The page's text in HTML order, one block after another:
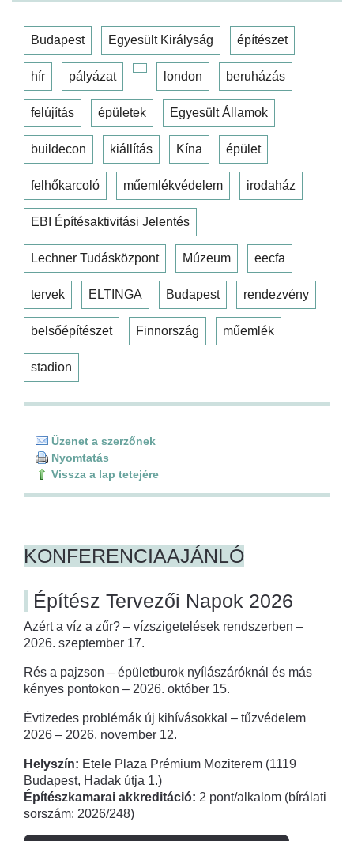
Budapest Egyesült Királyság építészet
hír pályázat london beruházás
felújítás épületek Egyesült Államok
buildecon kiállítás Kína épület
felhőkarcoló műemlékvédelem irodaház
EBI Építésaktivitási Jelentés
Lechner Tudásközpont Múzeum eecfa
tervek ELTINGA Budapest rendezvény
belsőépítészet Finnország műemlék
stadion
Üzenet a szerzőnek
Nyomtatás
Vissza a lap tetejére
KONFERENCIAAJÁNLÓ
Építész Tervezői Napok 2026
Azért a víz a zűr? – vízszigetelések rendszerben –
2026. szeptember 17.
Rés a pajzson – épületburok nyílászáróknál és más
kényes pontokon – 2026. október 15.
Évtizedes problémák új kihívásokkal – tűzvédelem
2026 – 2026. november 12.
Helyszín: Etele Plaza Prémium Moziterem (1119
Budapest, Hadak útja 1.)
Építészkamarai akkreditáció: 2 pont/alkalom (bírálati
sorszám: 2026/248)